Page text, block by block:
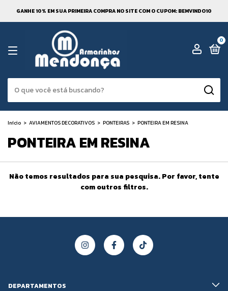
GANHE 10% EM SUA PRIMEIRA COMPRA NO SITE COM O CUPOM: BEMVINDO10
0
Início > AVIAMENTOS DECORATIVOS > PONTEIRAS > PONTEIRA EM RESINA
PONTEIRA EM RESINA
Não temos resultados para sua pesquisa. Por favor, tente
com outros filtros.
DEPARTAMENTOS